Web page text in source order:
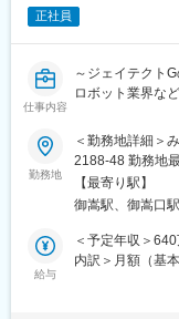
買取実績、中古
ージメントも少
■組織体制：
本ポジションは
くポジションで
■当社の特長
当社はスクリー
ます。水と空気
ド、自動車のイ
ど高付加価値化
正社員
仕事内容
～ジェイテクト
ロボット業界な
■業務概要
自動車の走る・
歯車。
そんな歯車の設
て、
当社工場の電力
設備の維持管理
勤務地
＜勤務地詳細＞
2188-48 勤務地
策：屋内全面禁
【最寄り駅】
御嵩駅、御嵩口
給与
＜予定年収＞
内訳＞月額（基